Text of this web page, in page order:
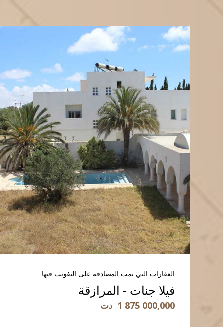
العقارات التي تمت المصادقة على التفويت فيها
فيلا جنات - المرازقة
1 875 000,000 دت